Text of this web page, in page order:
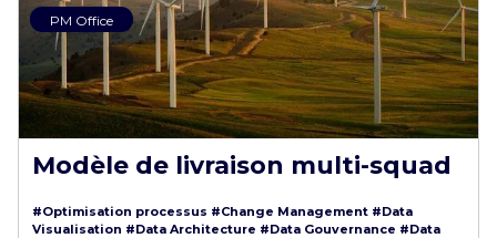
PM Office
Modèle de livraison multi-squad
#Optimisation processus #Change Management #Data
Visualisation #Data Architecture #Data Gouvernance #Data